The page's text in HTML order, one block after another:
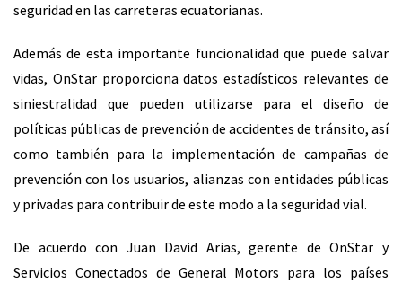
seguridad en las carreteras ecuatorianas.
Además de esta importante funcionalidad que puede salvar
vidas, OnStar proporciona datos estadísticos relevantes de
siniestralidad que pueden utilizarse para el diseño de
políticas públicas de prevención de accidentes de tránsito, así
como también para la implementación de campañas de
prevención con los usuarios, alianzas con entidades públicas
y privadas para contribuir de este modo a la seguridad vial.
De acuerdo con Juan David Arias, gerente de OnStar y
Servicios Conectados de General Motors para los países